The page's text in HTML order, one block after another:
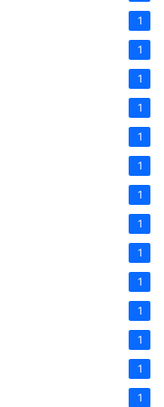
1
1
1
1
1
1
1
1
1
1
1
1
1
1